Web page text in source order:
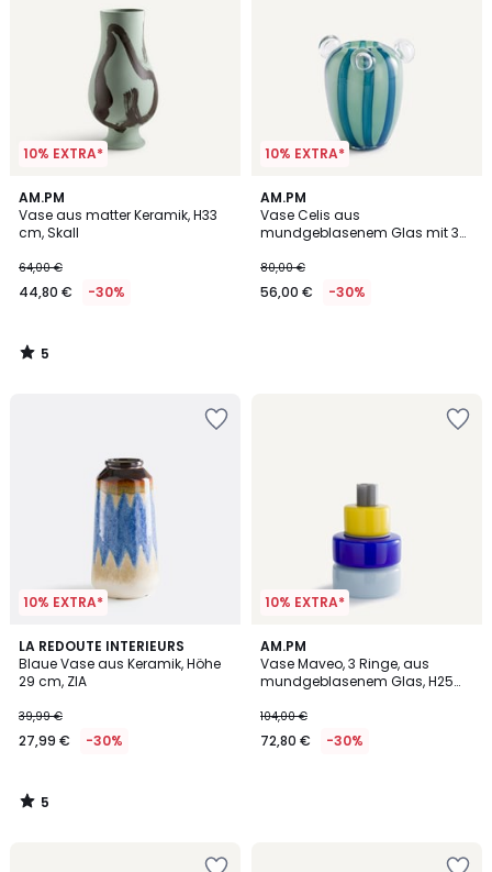
10% EXTRA*
AM.PM
Vase aus matter Keramik, H33
cm, Skall
64,00 €
44,80 € -30%
5
/
5
5
/
10% EXTRA*
AM.PM
Vase Celis aus
mundgeblasenem Glas mit 3
80,00 €
56,00 € -30%
10% EXTRA*
LA REDOUTE INTERIEURS
Blaue Vase aus Keramik, Höhe
29 cm, ZIA
39,99 €
27,99 € -30%
5
/
5
5
/
10% EXTRA*
AM.PM
Vase Maveo, 3 Ringe, aus
mundgeblasenem Glas, H25
104,00 €
72,80 € -30%